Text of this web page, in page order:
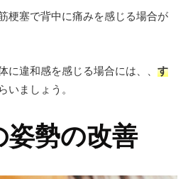
梗塞で背中に痛みを感じる場合が
に違和感を感じる場合には、、 す
いましょう。
勢の改善